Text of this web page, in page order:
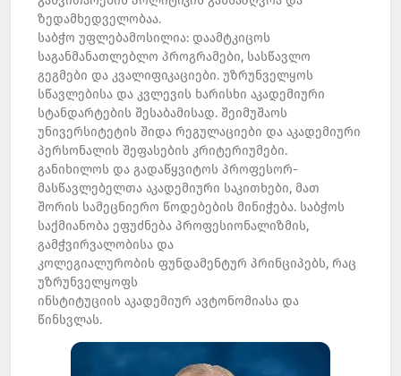
ზედამხედველობაა.
საბჭო უფლებამოსილია: დაამტკიცოს
საგანმანათლებლო პროგრამები, სასწავლო
გეგმები და კვალიფიკაციები. უზრუნველყოს
სწავლებისა და კვლევის ხარისხი აკადემიური
სტანდარტების შესაბამისად. შეიმუშაოს
უნივერსიტეტის შიდა რეგულაციები და აკადემიური
პერსონალის შეფასების კრიტერიუმები.
განიხილოს და გადაწყვიტოს პროფესორ-
მასწავლებელთა აკადემიური საკითხები, მათ
შორის სამეცნიერო წოდებების მინიჭება. საბჭოს
საქმიანობა ეფუძნება პროფესიონალიზმის,
გამჭვირვალობისა და
კოლეგიალურობის ფუნდამენტურ პრინციპებს, რაც
უზრუნველყოფს
ინსტიტუციის აკადემიურ ავტონომიასა და
წინსვლას.